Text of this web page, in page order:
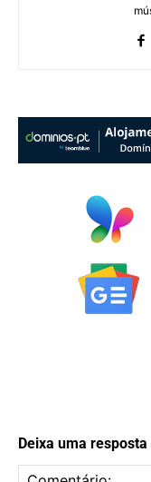
Deixa uma resposta